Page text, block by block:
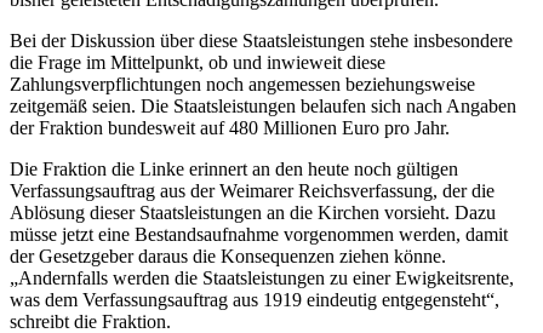
Bei der Diskussion über diese Staatsleistungen stehe insbesondere
die Frage im Mittelpunkt, ob und inwieweit diese
Zahlungsverpflichtungen noch angemessen beziehungsweise
zeitgemäß seien. Die Staatsleistungen belaufen sich nach Angaben
der Fraktion bundesweit auf 480 Millionen Euro pro Jahr.
Die Fraktion die Linke erinnert an den heute noch gültigen
Verfassungsauftrag aus der Weimarer Reichsverfassung, der die
Ablösung dieser Staatsleistungen an die Kirchen vorsieht. Dazu
müsse jetzt eine Bestandsaufnahme vorgenommen werden, damit
der Gesetzgeber daraus die Konsequenzen ziehen könne.
„Andernfalls werden die Staatsleistungen zu einer Ewigkeitsrente,
was dem Verfassungsauftrag aus 1919 eindeutig entgegensteht“,
schreibt die Fraktion.